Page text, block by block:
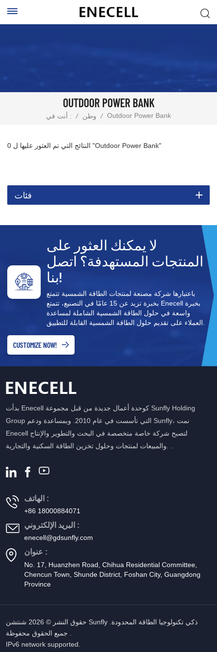
OUTDOOR POWER BANK
أنت في : / وطن / Outdoor Power Bank
0 النتائج التي تم العثور عليها ل "Outdoor Power Bank"
فئات
لا يمكنك العثور على
المنتجات المستهدفة؟ اتصل
بنا!
باعتبارها شركة مصنعة لمنتجات الطاقة الشمسية تتمتع
بخبرة تزيد عن 15 عامًا في التصنيع، تتمتع Enecell بخبرة
واسعة في حلول الطاقة الشمسية الشاملة لمساعدة
CUSTOMIZE NOW!
بدأت Enecell كوحدة أعمال جديدة من قبل مجموعة Sunfly Holding
Group التي تأسست في عام 2010. وبمساعدة ودعم Sunfly، نمت
Enecell لتصبح شركة خاصة متخصصة في البحث والتطوير والإنتاج
والمبيعات لمنتجات وحلول تخزين الطاقة السكنية والتجارية. .
الهاتف :
+86 18000884071
البريد الإلكتروني :
enecell@gdsunfly.com
عنوان :
No. 17, Huanzhen Road, Chihua Residential Committee,
Chencun Town, Shunde District, Foshan City, Guangdong
Province
حقوق النشر © 2026 شنتشن Sunfly ذكي تكنولوجيا الطاقة المحدودة.
IPv6 network supported.